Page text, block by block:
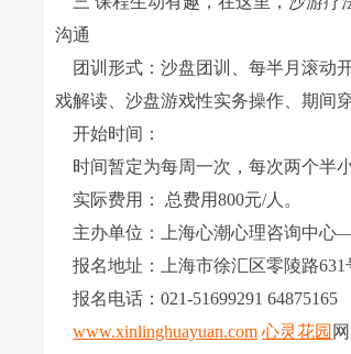
沟通
团训形式：沙盘团训、每半月滚动
戏解读、沙盘游戏性实务操作、期间
开始时间：
时间暂定为每周一次，每次两个半
实际费用： 总费用800元/人。
主办单位：上海心潮心理咨询中心
报名地址：上海市徐汇区零陵路631
报名电话：021-51699291 64875165
www.xinlinghuayuan.com 心灵花园